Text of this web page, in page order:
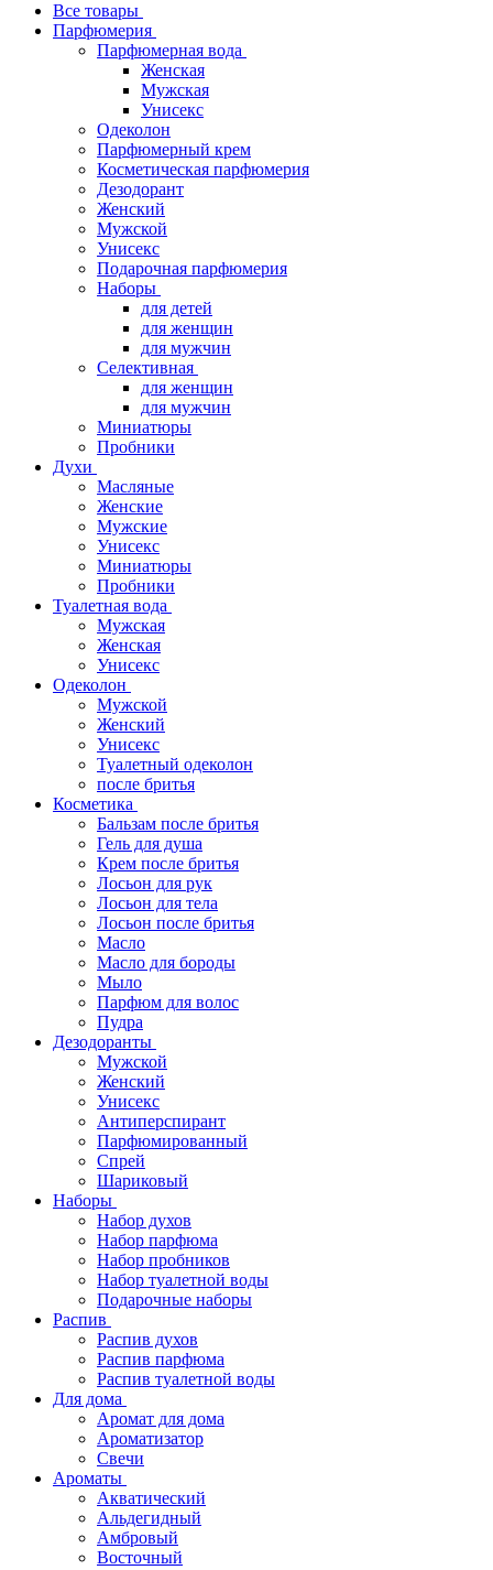
Все товары
Парфюмерия
Парфюмерная вода
Женская
Мужская
Унисекс
Одеколон
Парфюмерный крем
Косметическая парфюмерия
Дезодорант
Женский
Мужской
Унисекс
Подарочная парфюмерия
Наборы
для детей
для женщин
для мужчин
Селективная
для женщин
для мужчин
Миниатюры
Пробники
Духи
Масляные
Женские
Мужские
Унисекс
Миниатюры
Пробники
Туалетная вода
Мужская
Женская
Унисекс
Одеколон
Мужской
Женский
Унисекс
Туалетный одеколон
после бритья
Косметика
Бальзам после бритья
Гель для душа
Крем после бритья
Лосьон для рук
Лосьон для тела
Лосьон после бритья
Масло
Масло для бороды
Мыло
Парфюм для волос
Пудра
Дезодоранты
Мужской
Женский
Унисекс
Антиперспирант
Парфюмированный
Спрей
Шариковый
Наборы
Набор духов
Набор парфюма
Набор пробников
Набор туалетной воды
Подарочные наборы
Распив
Распив духов
Распив парфюма
Распив туалетной воды
Для дома
Аромат для дома
Ароматизатор
Свечи
Ароматы
Акватический
Альдегидный
Амбровый
Восточный